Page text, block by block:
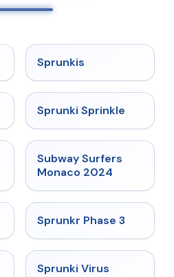
Sprunkis
★
Sprunki Sprinkle
★
Subway Surfers
Monaco 2024
★
Sprunkr Phase 3
Sprunki Virus